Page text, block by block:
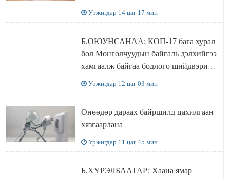
Уржигдар 14 цаг 17 мин
Б.ОЮУНСАНАА: КОП-17 бага хурал
бол Монголчуудын байгаль дэлхийгээ
хамгаалж байгаа бодлого шийдвэрийг
Уржигдар 12 цаг 03 мин
Өнөөдөр дараах байршилд цахилгаан
хязгаарлана
Уржигдар 11 цаг 45 мин
Б.ХҮРЭЛБААТАР: Хаана ямар